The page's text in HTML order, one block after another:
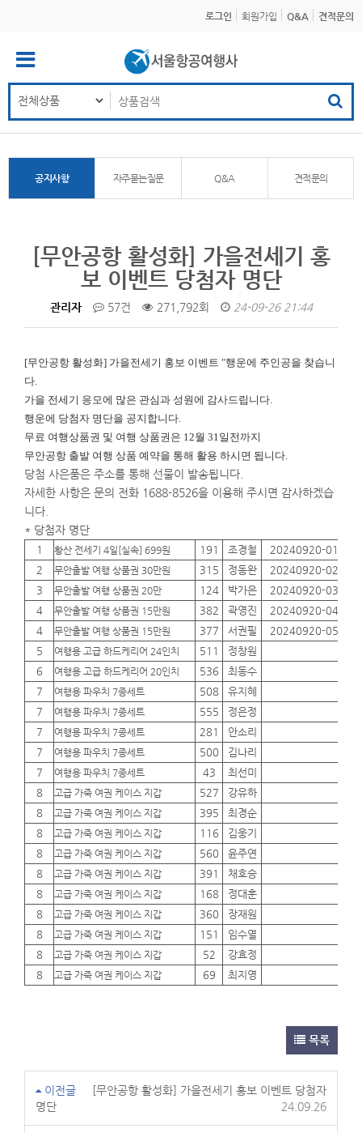
로그인 회원가입 Q&A 견적문의
공지사항 자주묻는질문 Q&A 견적문의
[무안공항 활성화] 가을전세기 홍
보 이벤트 당첨자 명단
관리자 57건 271,792회 24-09-26 21:44
[무안공항 활성화] 가을전세기 홍보 이벤트 "행운에 주인공을 찾습니
다.
가을 전세기 응모에 많은 관심과 성원에 감사드립니다.
행운에 당첨자 명단을 공지합니다.
무료 여행상품권 및 여행 상품권은 12월 31일전까지
무안공항 출발 여행 상품 예약을 통해 활용 하시면 됩니다.
당첨 사은품은 주소를 통해 선물이 발송됩니다.
자세한 사항은 문의 전화 1688-8526을 이용해 주시면 감사하겠습
니다.
* 당첨자 명단
1 황산 전세기 4일[실속] 699원 191 조경철 20240920-01
2
무안출발 여행 상품권 30만원 315 정동완 20240920-02
3
무안출발 여행 상품권 20만 124 박가은 20240920-03
4
무안출발 여행 상품권 15만원 382 곽영진 20240920-04
4
무안출발 여행 상품권 15만원 377 서권필 20240920-05
5
여행용 고급 하드케리어 24인치 511 정창원
6
여행용 고급 하드케리어 20인치 536 최동수
7
여행용 파우치 7종세트 508 유지혜
7
여행용 파우치 7종세트 555 정은정
7
여행용 파우치 7종세트 281 안소리
7
여행용 파우치 7종세트 500 김나리
7
여행용 파우치 7종세트 43 최선미
8
고급 가죽 여권 케이스 지갑 527 강유하
8
고급 가죽 여권 케이스 지갑 395 최경순
8
고급 가죽 여권 케이스 지갑 116 김웅기
8
고급 가죽 여권 케이스 지갑 560 윤주연
8
고급 가죽 여권 케이스 지갑 391 채호승
8
고급 가죽 여권 케이스 지갑 168 정대훈
8
고급 가죽 여권 케이스 지갑 360 장재원
8
고급 가죽 여권 케이스 지갑 151 임수열
8
고급 가죽 여권 케이스 지갑 52 강효정
8
고급 가죽 여권 케이스 지갑 69 최지영
목록
이전글
[무안공항 활성화] 가을전세기 홍보 이벤트 당첨자
명단
24.09.26